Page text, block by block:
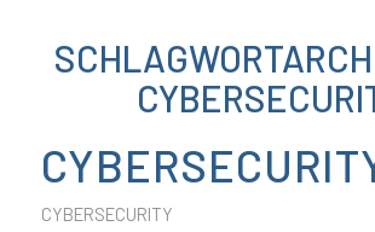
CYBERSECURITY